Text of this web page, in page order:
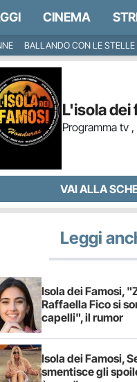
CINEMA
BALLANDO CON LE STELLE
L'isola dei
Programma tv ,
VAI ALLA
Leggi
Isola dei Famosi,
Raffaella Fico si
capelli", il rumor
Isola dei Famosi,
smentisce gli